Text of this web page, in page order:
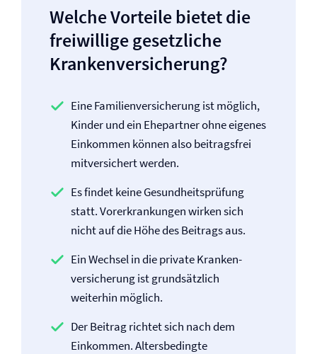
Welche Vorteile bietet die
freiwillige gesetzliche
Kranken­versicherung?
Eine Familien­versicherung ist möglich,
Kinder und ein Ehepartner ohne eigenes
Einkommen können also beitragsfrei
mitversichert werden.
Es findet keine Gesundheitsprüfung
statt. Vor­erkrankungen wirken sich
nicht auf die Höhe des Beitrags aus.
Ein Wechsel in die private Kranken­
versicherung ist grundsätzlich
weiterhin möglich.
Der Beitrag richtet sich nach dem
Einkommen. Altersbedingte